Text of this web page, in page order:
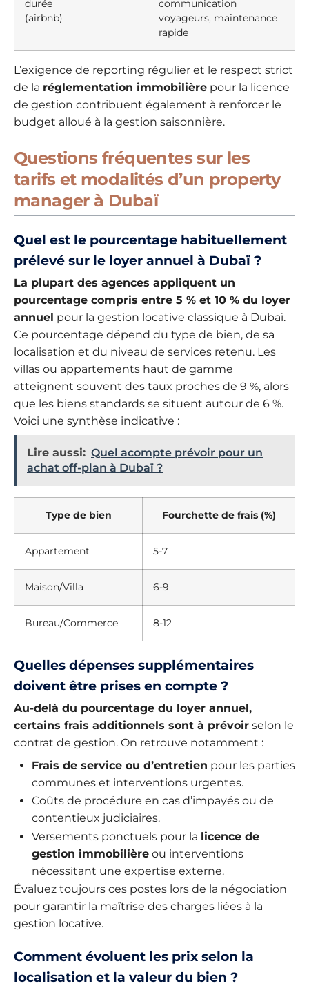
durée
(airbnb)
communication
voyageurs, maintenance
rapide
L’exigence de reporting régulier et le respect strict
de la réglementation immobilière pour la licence
de gestion contribuent également à renforcer le
budget alloué à la gestion saisonnière.
Questions fréquentes sur les
tarifs et modalités d’un property
manager à Dubaï
Quel est le pourcentage habituellement
prélevé sur le loyer annuel à Dubaï ?
La plupart des agences appliquent un
pourcentage compris entre 5 % et 10 % du loyer
annuel pour la gestion locative classique à Dubaï.
Ce pourcentage dépend du type de bien, de sa
localisation et du niveau de services retenu. Les
villas ou appartements haut de gamme
atteignent souvent des taux proches de 9 %, alors
que les biens standards se situent autour de 6 %.
Voici une synthèse indicative :
Lire aussi: Quel acompte prévoir pour un
achat off-plan à Dubaï ?
Type de bien Fourchette de frais (%)
Appartement 5-7
Maison/Villa 6-9
Bureau/Commerce 8-12
Quelles dépenses supplémentaires
doivent être prises en compte ?
Au-delà du pourcentage du loyer annuel,
certains frais additionnels sont à prévoir selon le
contrat de gestion. On retrouve notamment :
Frais de service ou d’entretien pour les parties
communes et interventions urgentes.
Coûts de procédure en cas d’impayés ou de
contentieux judiciaires.
Versements ponctuels pour la licence de
gestion immobilièreou interventions
nécessitant une expertise externe.
Évaluez toujours ces postes lors de la négociation
pour garantir la maîtrise des charges liées à la
gestion locative.
Comment évoluent les prix selon la
localisation et la valeur du bien ?